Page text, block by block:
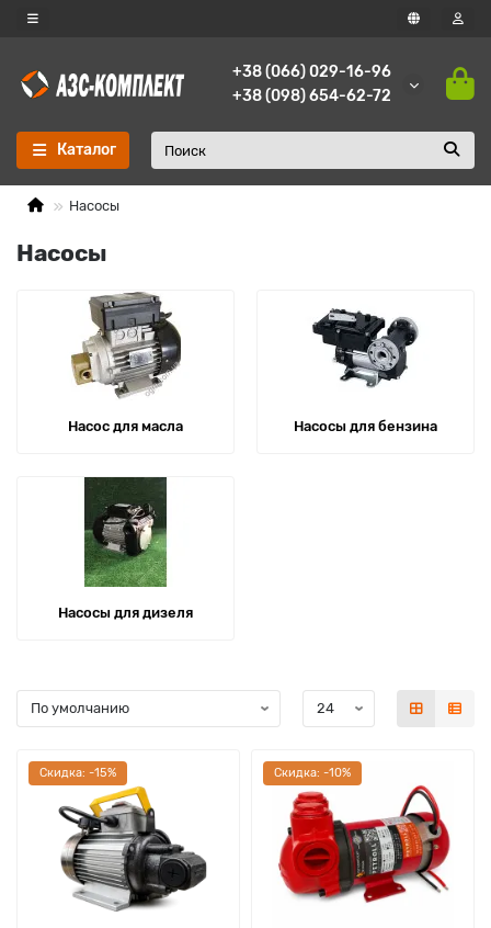
+38 (066) 029-16-96
+38 (098) 654-62-72
Каталог
Насосы
Насосы
Насос для масла Насосы для бензина
Насосы для дизеля
Cкидка: -15% Cкидка: -10%